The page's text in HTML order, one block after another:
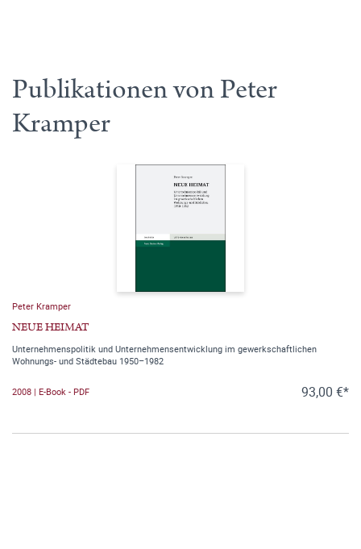
Publikationen von Peter
Kramper
Peter Kramper
NEUE HEIMAT
Unternehmenspolitik und Unternehmensentwicklung im gewerkschaftlichen
Wohnungs- und Städtebau 1950–1982
2008 | E-Book - PDF 93,00 €*